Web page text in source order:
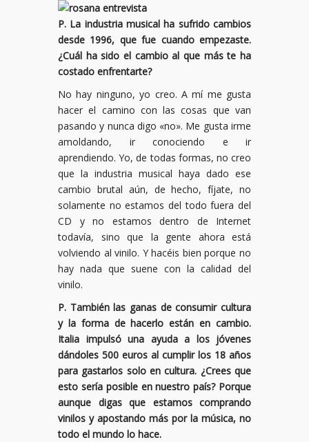
P. La industria musical ha sufrido cambios
desde 1996, que fue cuando empezaste.
¿Cuál ha sido el cambio al que más te ha
costado enfrentarte?
No hay ninguno, yo creo. A mí me gusta
hacer el camino con las cosas que van
pasando y nunca digo «no». Me gusta irme
amoldando, ir conociendo e ir
aprendiendo. Yo, de todas formas, no creo
que la industria musical haya dado ese
cambio brutal aún, de hecho, fíjate, no
solamente no estamos del todo fuera del
CD y no estamos dentro de Internet
todavía, sino que la gente ahora está
volviendo al vinilo. Y hacéis bien porque no
hay nada que suene con la calidad del
vinilo.
P. También las ganas de consumir cultura
y la forma de hacerlo están en cambio.
Italia impulsó una ayuda a los jóvenes
dándoles 500 euros al cumplir los 18 años
para gastarlos solo en cultura. ¿Crees que
esto sería posible en nuestro país? Porque
aunque digas que estamos comprando
vinilos y apostando más por la música, no
todo el mundo lo hace.